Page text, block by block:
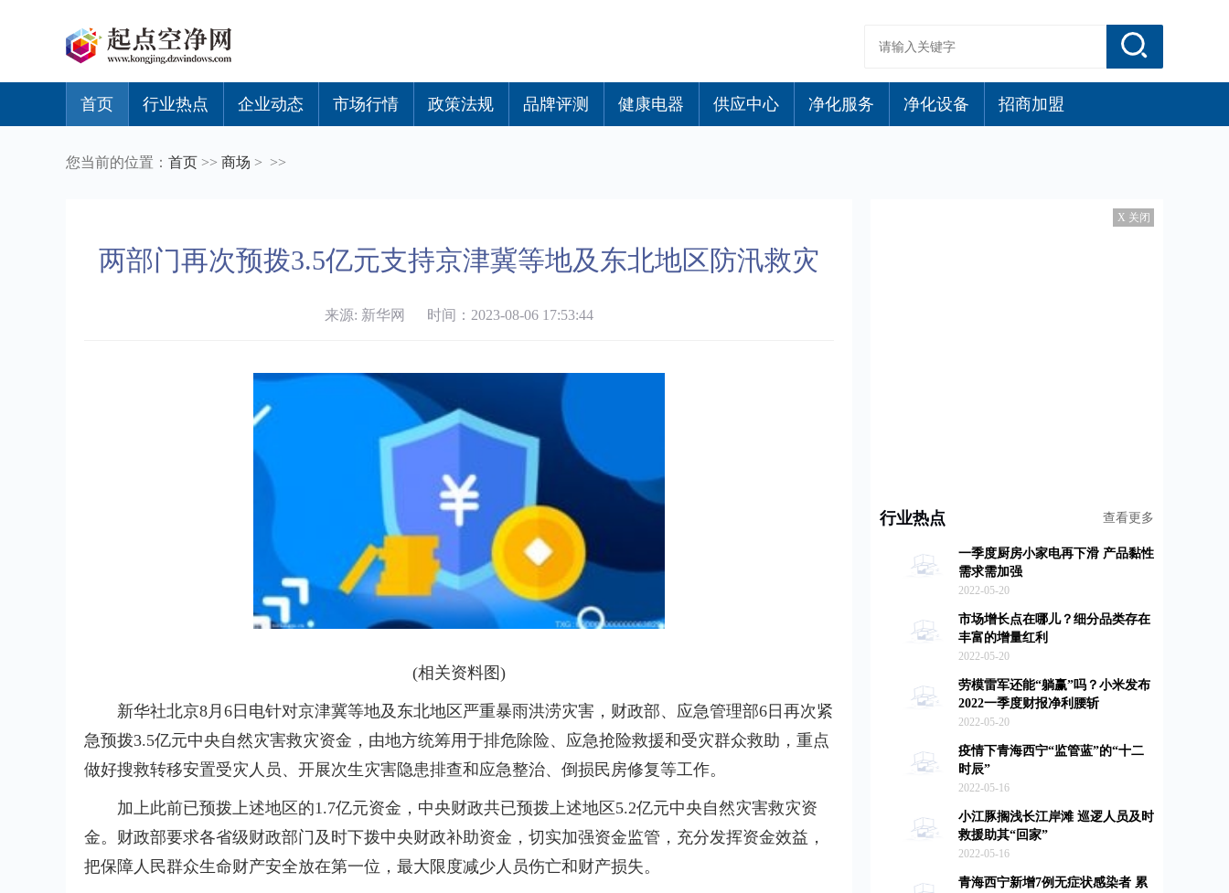
首页 行业热点 企业动态 市场行情 政策法规 品牌评测 健康电器 供应中心 净化服务 净化设备 招商加盟
您当前的位置： 首页 >> 商场 > >>
两部门再次预拨3.5亿元支持京津冀等地及东北地区防汛救灾
来源: 新华网 时间：2023-08-06 17:53:44
(相关资料图)
新华社北京8月6日电针对京津冀等地及东北地区严重暴雨洪涝灾害，财政部、应急管理部6日再次紧
急预拨3.5亿元中央自然灾害救灾资金，由地方统筹用于排危除险、应急抢险救援和受灾群众救助，重点
做好搜救转移安置受灾人员、开展次生灾害隐患排查和应急整治、倒损民房修复等工作。
加上此前已预拨上述地区的1.7亿元资金，中央财政共已预拨上述地区5.2亿元中央自然灾害救灾资
金。财政部要求各省级财政部门及时下拨中央财政补助资金，切实加强资金监管，充分发挥资金效益，
把保障人民群众生命财产安全放在第一位，最大限度减少人员伤亡和财产损失。
X 关闭
行业热点 查看更多
一季度厨房小家电再下滑 产品黏性
需求需加强
2022-05-20
市场增长点在哪儿？细分品类存在
丰富的增量红利
2022-05-20
劳模雷军还能“躺赢”吗？小米发布
2022一季度财报净利腰斩
2022-05-20
疫情下青海西宁“监管蓝”的“十二
时辰”
2022-05-16
小江豚搁浅长江岸滩 巡逻人员及时
救援助其“回家”
2022-05-16
青海西宁新增7例无症状感染者 累